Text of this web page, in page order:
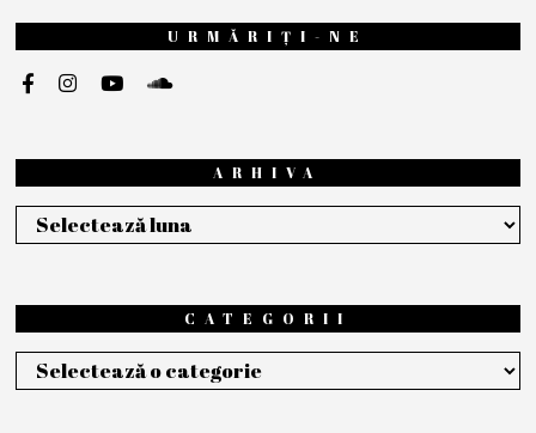
URMĂRIȚI-NE
ARHIVA
Arhiva
CATEGORII
Categorii